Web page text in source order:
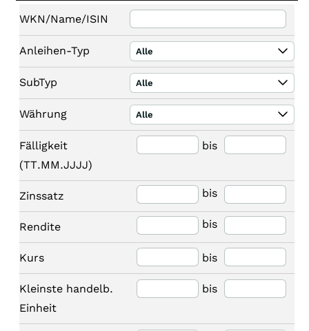
WKN/Name/ISIN
Anleihen-Typ Alle
SubTyp Alle
Währung Alle
Fälligkeit
(TT.MM.JJJJ)
bis
Zinssatz bis
Rendite bis
Kurs bis
Kleinste handelb.
Einheit
bis